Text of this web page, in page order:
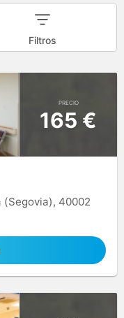
Filtros
PRECIO
165 €
(Segovia), 40002